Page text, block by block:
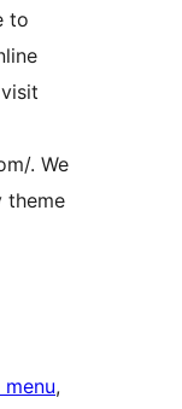
to
. We
theme